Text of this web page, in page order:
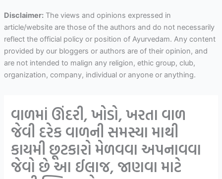
Disclaimer:The views and opinions expressed in
article/website are those of the authors and do not necessarily
reflect the official policy or position of Ayurvedam. Any content
provided by our bloggers or authors are of their opinion, and
are not intended to malign any religion, ethic group, club,
organization, company, individual or anyone or anything.
વાળમાં ઊંદરી, ખોડો, ખરતા વાળ
જેવી દરેક વાળની સમસ્યા માથી
કાયમી છૂટકારો મેળવવા અપનાવવા
જેવો છે આ ઈલાજ, જાણવા માટે